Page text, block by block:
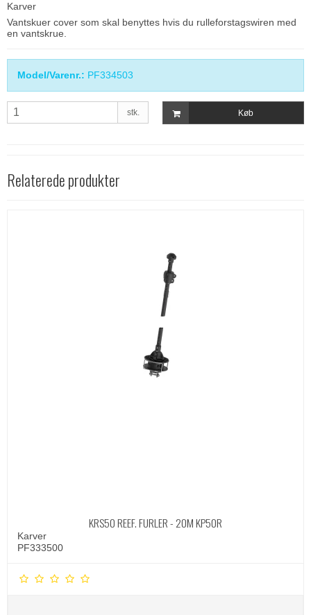
Karver
Vantskuer cover som skal benyttes hvis du rulleforstagswiren med
en vantskrue.
Model/Varenr.: PF334503
stk. Køb
Relaterede produkter
KRS50 REEF. FURLER - 20M KP50R
Karver
PF333500